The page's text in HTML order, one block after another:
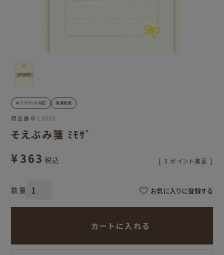
ゆうパケット対応 美濃和紙
商品番号 LS502
そえぶみ箋 ﾐﾓｻﾞ
¥363 税込 [ 3 ポイント進呈 ]
お気に入りに登録する
カートに入れる